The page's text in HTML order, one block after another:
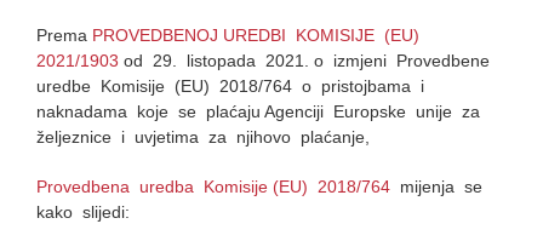
Prema PROVEDBENOJ UREDBI KOMISIJE (EU)
2021/1903 оd 29. listopada 2021. o izmjeni Provedbene
uredbe Komisije (EU) 2018/764 o pristojbama i
naknadama koje se plaćaju Agenciji Europske unije za
željeznice i uvjetima za njihovo plaćanje,
Provedbena uredba Komisije (EU) 2018/764 mijenja se
kako slijedi: